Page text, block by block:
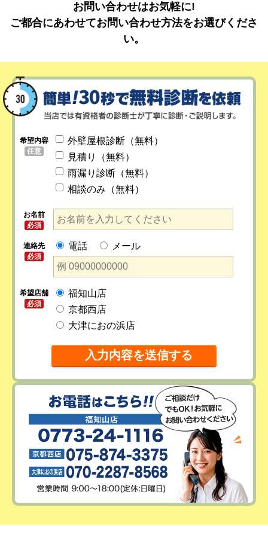
お問い合わせはお気軽に!
ご都合にあわせてお問い合わせ方法をお選びくださ
い。
希望内容
任意
外壁屋根診断（無料）
見積り（無料）
雨漏り診断（無料）
相談のみ（無料）
お名前
必須
連絡先
必須
電話 メール
希望店舗
必須
福知山店
京都西店
大津におの浜店